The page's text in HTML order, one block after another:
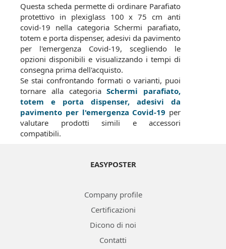
Questa scheda permette di ordinare Parafiato
protettivo in plexiglass 100 x 75 cm anti
covid-19 nella categoria Schermi parafiato,
totem e porta dispenser, adesivi da pavimento
per l'emergenza Covid-19, scegliendo le
opzioni disponibili e visualizzando i tempi di
consegna prima dell'acquisto.
Se stai confrontando formati o varianti, puoi
tornare alla categoriaSchermi parafiato,
totem e porta dispenser, adesivi da
pavimento per l'emergenza Covid-19 per
valutare prodotti simili e accessori
compatibili.
EASYPOSTER
Company profile
Certificazioni
Dicono di noi
Contatti